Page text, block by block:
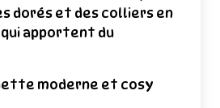
dorés et des colliers en
apportent du
moderne et cosy